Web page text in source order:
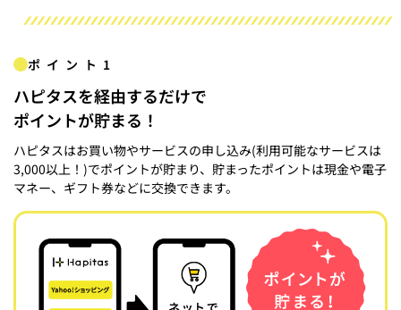
ポイント1
ハピタスを経由するだけで
ポイントが貯まる！
ハピタスはお買い物やサービスの申し込み(利用可能なサービスは
3,000以上！)でポイントが貯まり、貯まったポイントは現金や電子
マネー、ギフト券などに交換できます。